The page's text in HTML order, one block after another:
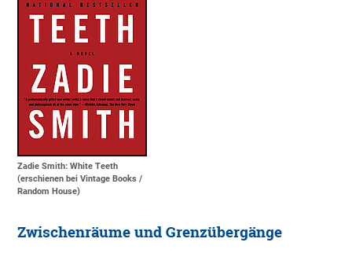
Zadie Smith: White Teeth
(erschienen bei Vintage Books /
Random House)
Zwischenräume und Grenzübergänge